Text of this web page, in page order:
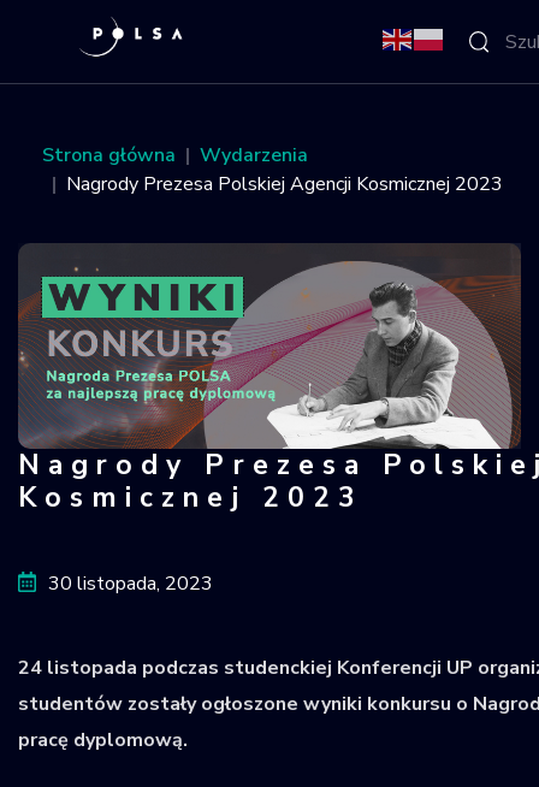
O Agencji
Misja IGNIS
NSIS
Sektor
Polska w
kosmosie
Krajowy Rejestr
Obiektów
Strona główna
Wydarzenia
Nagrody Prezesa Polskiej Agencji Kosmicznej 2023
Nagrody Prezesa Polskiej Agencji
Nagrody Prezesa
Kosmicznej 2023
30 listopada, 2023
24 listopada podczas studenckiej Konferencji UP
studentów zostały ogłoszone wyniki konkursu o
pracę dyplomową.